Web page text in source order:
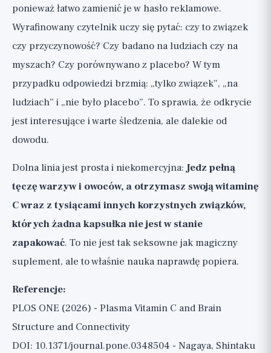
ponieważ łatwo zamienić je w hasło reklamowe.
Wyrafinowany czytelnik uczy się pytać: czy to związek
czy przyczynowość? Czy badano na ludziach czy na
myszach? Czy porównywano z placebo? W tym
przypadku odpowiedzi brzmią: „tylko związek”, „na
ludziach” i „nie było placebo”. To sprawia, że odkrycie
jest interesujące i warte śledzenia, ale dalekie od
dowodu.
Dolna linia jest prosta i niekomercyjna:Jedz pełną
tęczę warzyw i owoców, a otrzymasz swoją witaminę
C wraz z tysiącami innych korzystnych związków,
których żadna kapsułka nie jest w stanie
zapakować. To nie jest tak seksowne jak magiczny
suplement, ale to właśnie nauka naprawdę popiera.
Referencje:
PLOS ONE (2026) - Plasma Vitamin C and Brain
Structure and Connectivity
DOI: 10.1371/journal.pone.0348504 - Nagaya, Shintaku